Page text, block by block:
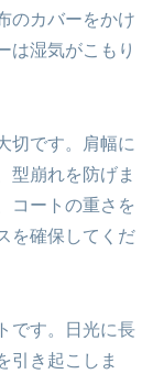
のカバーをかけ
は湿気がこもり
切です。肩幅に
型崩れを防げま
コートの重さを
を確保してくだ
です。日光に長
引き起こしま